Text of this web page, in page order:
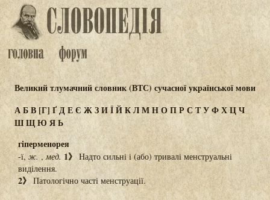
Великий тлумачний словник (ВТС) сучасної української мови
АБВ[Г] ҐДЕЄ ЖЗИЇЙКЛМНОПР СТУФХЦЧ
ШЩЮЯЬ
гіперменорея
-ї, ж. ,мед. 1》 Надто сильні і (або) тривалі менструальні
виділення.
2》 Патологічно часті менструації.